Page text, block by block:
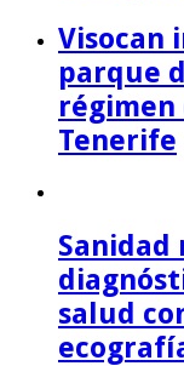
Visocan
parque
Tenerife
Sanidad
salud